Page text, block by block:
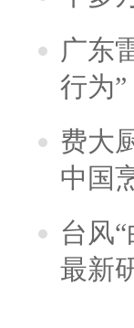
广东
行为
费大
中国
台风
最新